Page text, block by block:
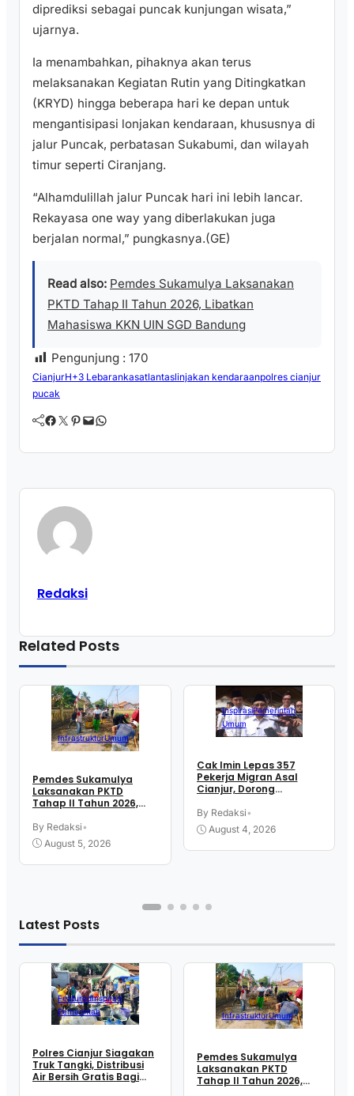
diprediksi sebagai puncak kunjungan wisata,”
ujarnya.
Ia menambahkan, pihaknya akan terus
melaksanakan Kegiatan Rutin yang Ditingkatkan
(KRYD) hingga beberapa hari ke depan untuk
mengantisipasi lonjakan kendaraan, khususnya di
jalur Puncak, perbatasan Sukabumi, dan wilayah
timur seperti Ciranjang.
“Alhamdulillah jalur Puncak hari ini lebih lancar.
Rekayasa one way yang diberlakukan juga
berjalan normal,” pungkasnya.(GE)
Read also: Pemdes Sukamulya Laksanakan
PKTD Tahap II Tahun 2026, Libatkan
Mahasiswa KKN UIN SGD Bandung
Pengunjung : 170
CianjurH+3 Lebarankasatlantaslinjakan kendaraanpolres cianjur
pucak
Facebook Twitter Pinterest Mail WhatsApp
Redaksi
Related Posts
InfrastrukturUmum
Pemdes Sukamulya
Laksanakan PKTD
Tahap II Tahun 2026,
KKN UIN SGD Bandung
By Redaksi•
August 5, 2026
InspirasiPemerintah
Umum
Cak Imin Lepas 357
Pekerja Migran Asal
Cianjur, Dorong
Kerja Ke Sektor Formal
Luar Negeri
By Redaksi•
August 4, 2026
Latest Posts
FeaturedInspirasi
Pemerintah
Polres Cianjur Siagakan
Truk Tangki, Distribusi
Air Bersih Gratis Bagi
InfrastrukturUmum
Pemdes Sukamulya
Laksanakan PKTD
Tahap II Tahun 2026,